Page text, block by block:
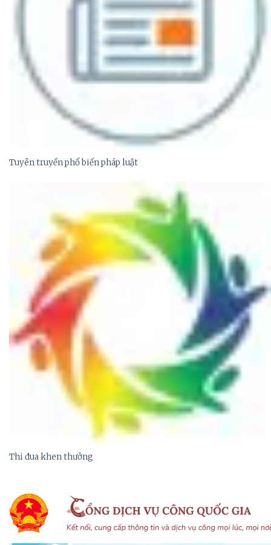
Tuyên truyền phổ biến pháp luật
Thi đua khen thưởng